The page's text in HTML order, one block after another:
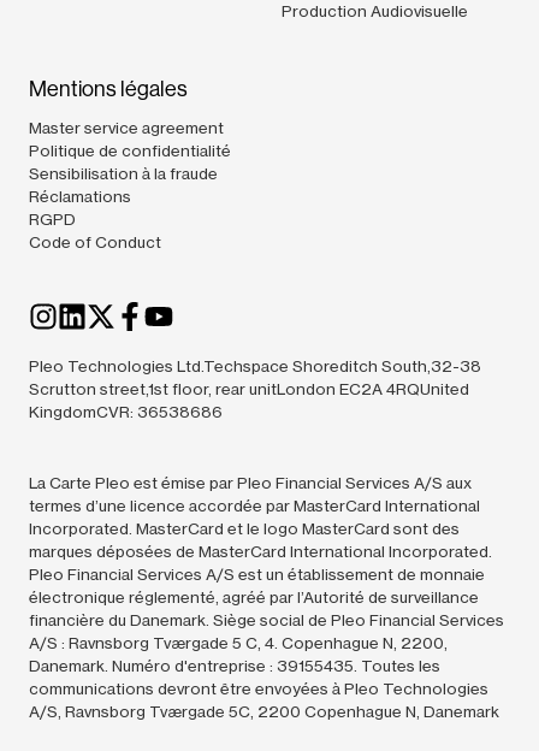
Production Audiovisuelle
Mentions légales
Master service agreement
Politique de confidentialité
Sensibilisation à la fraude
Réclamations
RGPD
Code of Conduct
Pleo Technologies Ltd.Techspace Shoreditch South,32-38
Scrutton street,1st floor, rear unitLondon EC2A 4RQUnited
KingdomCVR: 36538686
La Carte Pleo est émise par Pleo Financial Services A/S aux
termes d’une licence accordée par MasterCard International
Incorporated. MasterCard et le logo MasterCard sont des
marques déposées de MasterCard International Incorporated.
Pleo Financial Services A/S est un établissement de monnaie
électronique réglementé, agréé par l’Autorité de surveillance
financière du Danemark. Siège social de Pleo Financial Services
A/S : Ravnsborg Tværgade 5 C, 4. Copenhague N, 2200,
Danemark. Numéro d'entreprise : 39155435. Toutes les
communications devront être envoyées à Pleo Technologies
A/S, Ravnsborg Tværgade 5C, 2200 Copenhague N, Danemark